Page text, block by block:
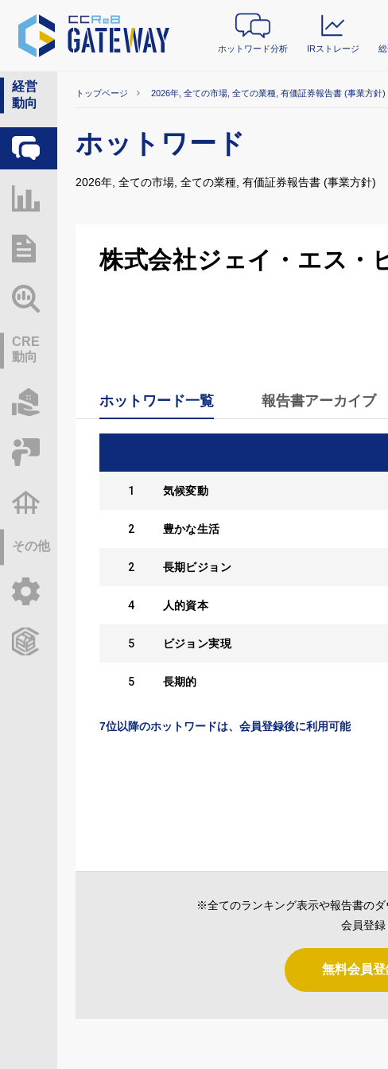
ホットワード分析 IRストレージ
経営
動向
ホットワード分析
総研レポート・分析
CRE
動向
物件情報サーチ
その他
CCReBサービスのご案内
トップページ 2026年, 全ての市場, 全ての業種, 有価証券報告書 (事業方針)
ホットワード
2026年, 全ての市場, 全ての業種, 有価証券報告書 (事業方針)
株式会社ジェイ・エス・
ホットワード一覧 報告書アーカイブ
1 気候変動
2 豊かな生活
2 長期ビジョン
4 人的資本
5 ビジョン実現
5 長期的
7位以降のホットワードは、会員登録後に利用可能
※全てのランキング表示や報告書のダ
会員登
無料会員登